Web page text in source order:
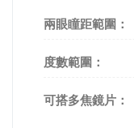
兩眼瞳距範圍：
度數範圍：
可搭多焦鏡片：